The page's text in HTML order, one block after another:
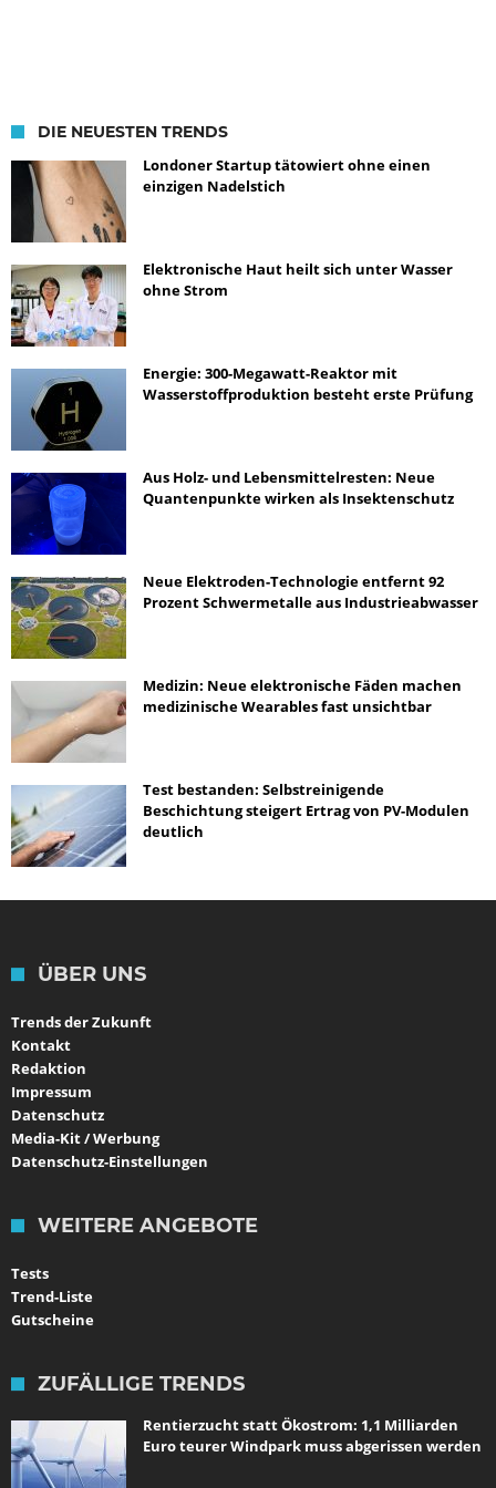
DIE NEUESTEN TRENDS
Londoner Startup tätowiert ohne einen
einzigen Nadelstich
Elektronische Haut heilt sich unter Wasser
ohne Strom
Energie: 300-Megawatt-Reaktor mit
Wasserstoffproduktion besteht erste Prüfung
Aus Holz- und Lebensmittelresten: Neue
Quantenpunkte wirken als Insektenschutz
Neue Elektroden-Technologie entfernt 92
Prozent Schwermetalle aus Industrieabwasser
Medizin: Neue elektronische Fäden machen
medizinische Wearables fast unsichtbar
Test bestanden: Selbstreinigende
Beschichtung steigert Ertrag von PV-Modulen
deutlich
ÜBER UNS
Trends der Zukunft
Kontakt
Redaktion
Impressum
Datenschutz
Media-Kit / Werbung
Datenschutz-Einstellungen
WEITERE ANGEBOTE
Tests
Trend-Liste
Gutscheine
ZUFÄLLIGE TRENDS
Rentierzucht statt Ökostrom: 1,1 Milliarden
Euro teurer Windpark muss abgerissen werden